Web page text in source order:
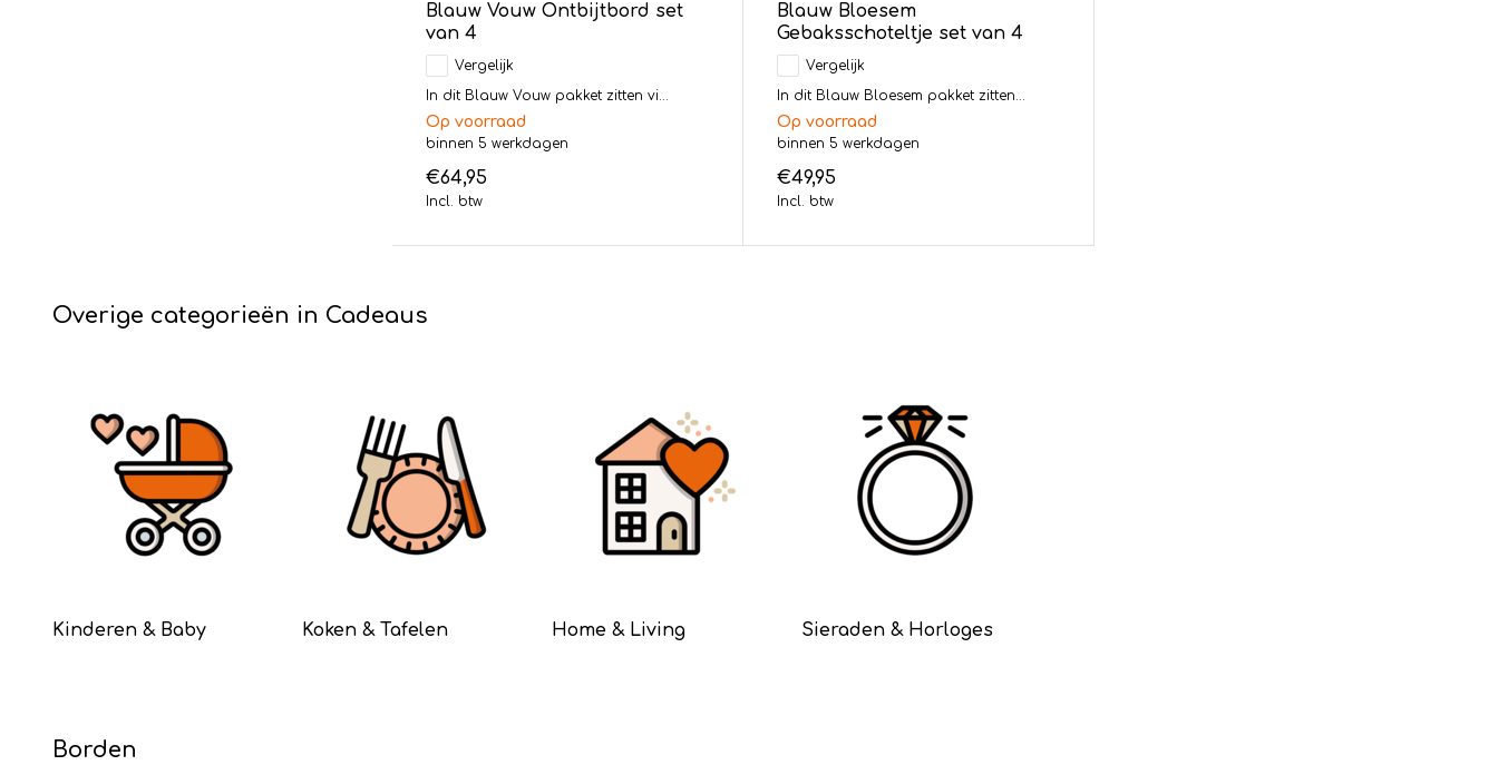
Blauw Vouw Ontbijtbord set
van 4
Vergelijk
In dit Blauw Vouw pakket zitten vi...
Op voorraad
binnen 5 werkdagen
€64,95
Incl. btw
Blauw Bloesem
Gebaksschoteltje set van 4
Vergelijk
In dit Blauw Bloesem pakket zitten...
Op voorraad
binnen 5 werkdagen
€49,95
Incl. btw
Overige categorieën in Cadeaus
Kinderen & Baby Koken & Tafelen Home & Living Sieraden & Horloges
Borden